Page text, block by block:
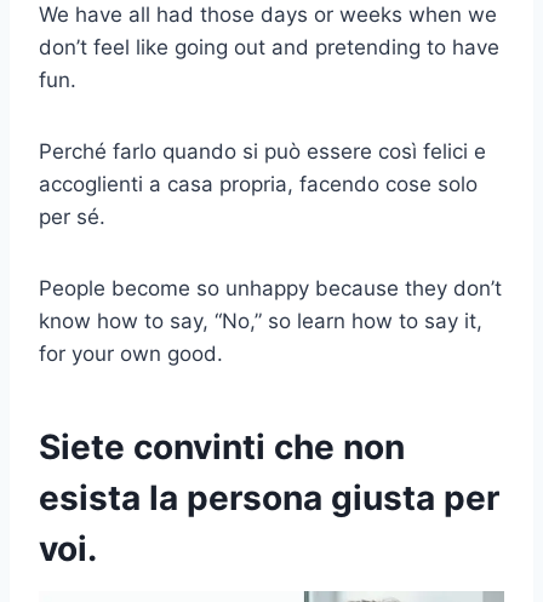
We have all had those days or weeks when we
don’t feel like going out and pretending to have
fun.
Perché farlo quando si può essere così felici e
accoglienti a casa propria, facendo cose solo
per sé.
People become so unhappy because they don’t
know how to say, “No,” so learn how to say it,
for your own good.
Siete convinti che non
esista la persona giusta per
voi.